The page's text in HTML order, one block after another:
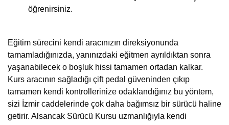
öğrenirsiniz.
Eğitim sürecini kendi aracınızın direksiyonunda
tamamladığınızda, yanınızdaki eğitmen ayrıldıktan sonra
yaşanabilecek o boşluk hissi tamamen ortadan kalkar.
Kurs aracının sağladığı çift pedal güveninden çıkıp
tamamen kendi kontrollerinize odaklandığınız bu yöntem,
sizi İzmir caddelerinde çok daha bağımsız bir sürücü haline
getirir. Alsancak Sürücü Kursu uzmanlığıyla kendi